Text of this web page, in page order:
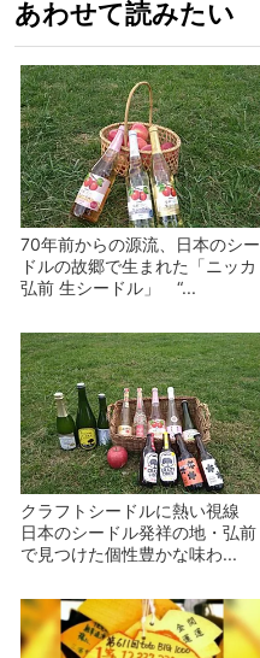
あわせて読みたい
70年前からの源流、日本のシー
ドルの故郷で生まれた「ニッカ
弘前 生シードル」 “...
クラフトシードルに熱い視線
日本のシードル発祥の地・弘前
で見つけた個性豊かな味わ...